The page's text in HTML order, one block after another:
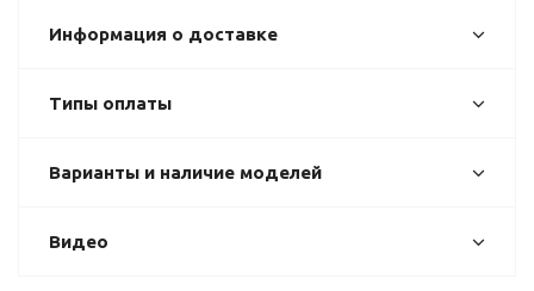
Информация о доставке
Типы оплаты
Варианты и наличие моделей
Видео